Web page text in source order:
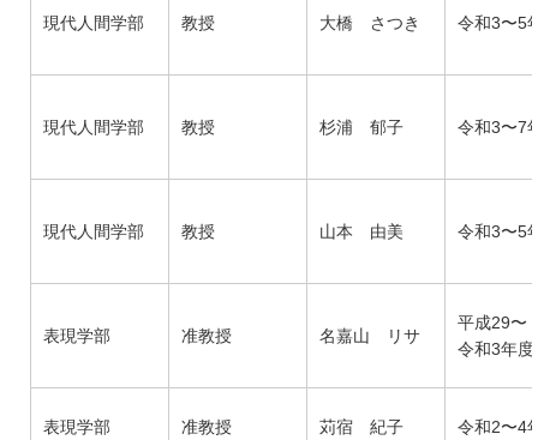
現代人間学部 教授 大橋 さつき 令和3〜5
現代人間学部 教授 杉浦 郁子 令和3〜7
現代人間学部 教授 山本 由美 令和3〜5
表現学部 准教授 名嘉山 リサ
平成29〜
令和3年度
表現学部 准教授 苅宿 紀子 令和2〜4